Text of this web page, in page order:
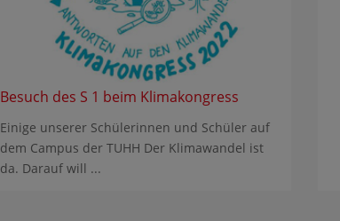
Besuch des S 1 beim Klimakongress
Einige unserer Schülerinnen und Schüler auf
dem Campus der TUHH Der Klimawandel ist
da. Darauf will ...